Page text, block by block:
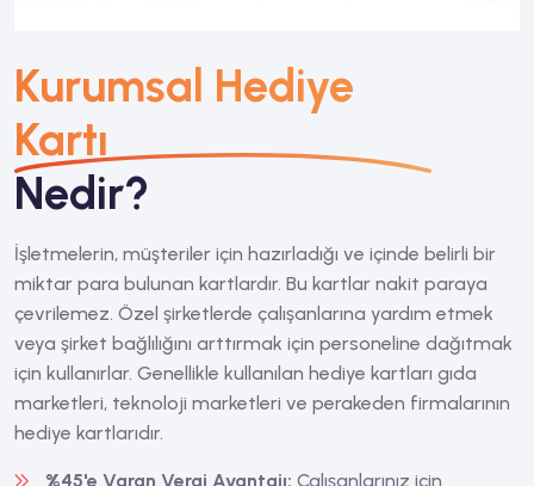
Kurumsal Hediye
Kartı
Nedir?
İşletmelerin, müşteriler için hazırladığı ve içinde belirli bir
miktar para bulunan kartlardır. Bu kartlar nakit paraya
çevrilemez. Özel şirketlerde çalışanlarına yardım etmek
veya şirket bağlılığını arttırmak için personeline dağıtmak
için kullanırlar. Genellikle kullanılan hediye kartları gıda
marketleri, teknoloji marketleri ve perakeden firmalarının
hediye kartlarıdır.
%45'e Varan Vergi Avantajı: Çalışanlarınız için